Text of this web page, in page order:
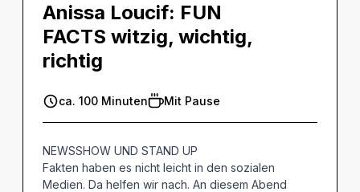
Anissa Loucif: FUN
FACTS witzig, wichtig,
richtig
ca. 100 Minuten Mit Pause
NEWSSHOW UND STAND UP
Fakten haben es nicht leicht in den sozialen
Medien. Da helfen wir nach. An diesem Abend